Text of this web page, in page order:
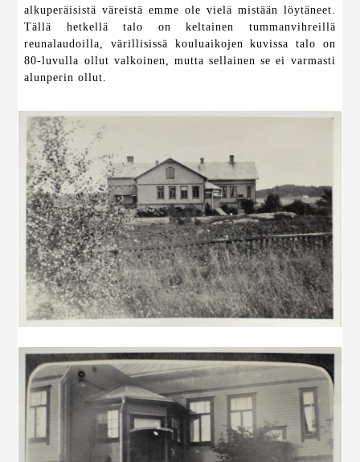
alkuperäisistä väreistä emme ole vielä mistään löytäneet.
Tällä hetkellä talo on keltainen tummanvihreillä
reunalaudoilla, värillisissä kouluaikojen kuvissa talo on
80-luvulla ollut valkoinen, mutta sellainen se ei varmasti
alunperin ollut.